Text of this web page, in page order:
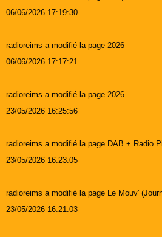
06/06/2026 17:19:30
radioreims a modifié la page 2026
06/06/2026 17:17:21
radioreims a modifié la page 2026
23/05/2026 16:25:56
radioreims a modifié la page DAB + Radio
23/05/2026 16:23:05
radioreims a modifié la page Le Mouv'
23/05/2026 16:21:03